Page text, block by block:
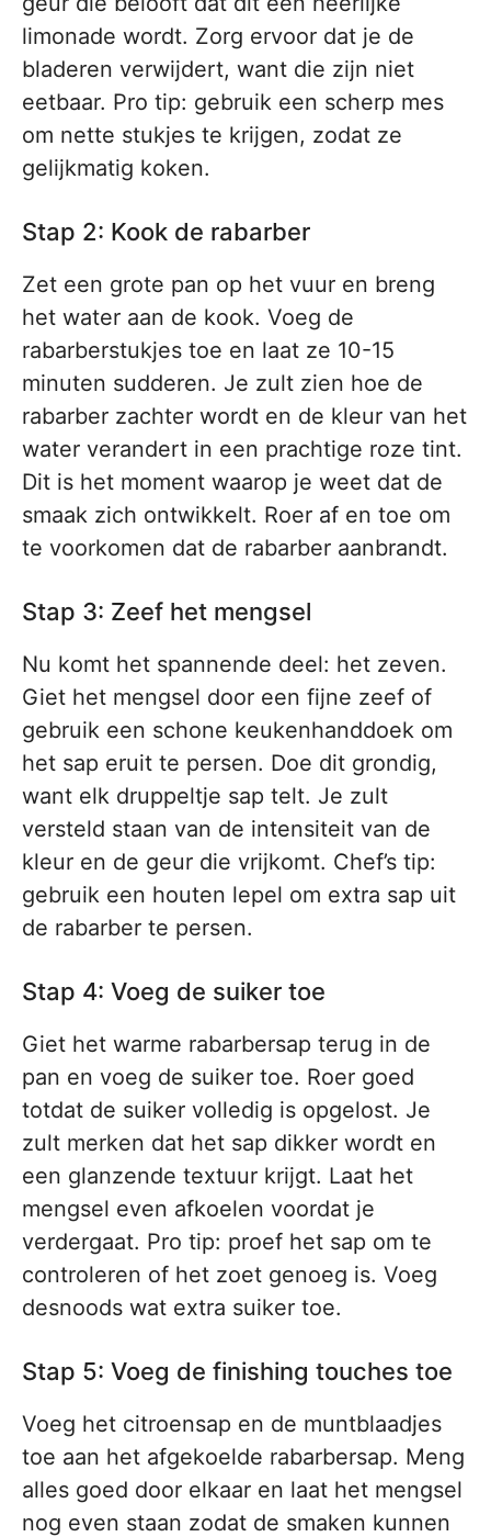
limonade wordt. Zorg ervoor dat je de
bladeren verwijdert, want die zijn niet
eetbaar. Pro tip: gebruik een scherp mes
om nette stukjes te krijgen, zodat ze
gelijkmatig koken.
Stap 2: Kook de rabarber
Zet een grote pan op het vuur en breng
het water aan de kook. Voeg de
rabarberstukjes toe en laat ze 10-15
minuten sudderen. Je zult zien hoe de
rabarber zachter wordt en de kleur van het
water verandert in een prachtige roze tint.
Dit is het moment waarop je weet dat de
smaak zich ontwikkelt. Roer af en toe om
te voorkomen dat de rabarber aanbrandt.
Stap 3: Zeef het mengsel
Nu komt het spannende deel: het zeven.
Giet het mengsel door een fijne zeef of
gebruik een schone keukenhanddoek om
het sap eruit te persen. Doe dit grondig,
want elk druppeltje sap telt. Je zult
versteld staan van de intensiteit van de
kleur en de geur die vrijkomt. Chef’s tip:
gebruik een houten lepel om extra sap uit
de rabarber te persen.
Stap 4: Voeg de suiker toe
Giet het warme rabarbersap terug in de
pan en voeg de suiker toe. Roer goed
totdat de suiker volledig is opgelost. Je
zult merken dat het sap dikker wordt en
een glanzende textuur krijgt. Laat het
mengsel even afkoelen voordat je
verdergaat. Pro tip: proef het sap om te
controleren of het zoet genoeg is. Voeg
desnoods wat extra suiker toe.
Stap 5: Voeg de finishing touches toe
Voeg het citroensap en de muntblaadjes
toe aan het afgekoelde rabarbersap. Meng
alles goed door elkaar en laat het mengsel
nog even staan zodat de smaken kunnen